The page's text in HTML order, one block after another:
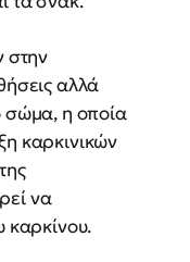
στην
αλλά
σώμα, η οποία
καρκινικών
να
καρκίνου.